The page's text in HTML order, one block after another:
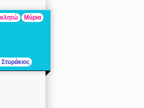
Μύρια